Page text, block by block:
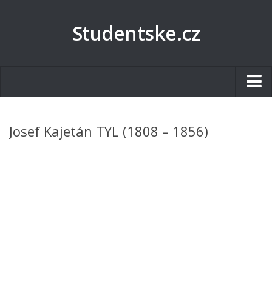
Studentske.cz
Tematické okruhy
Josef Kajetán TYL (1808 – 1856)